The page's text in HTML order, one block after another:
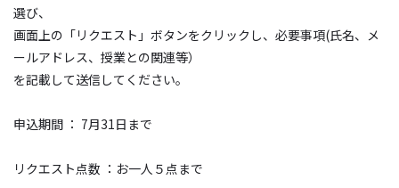
選び、
画面上の「リクエスト」ボタンをクリックし、必要事項(氏名、メ
ールアドレス、授業との関連等）
を記載して送信してください。
申込期間 ： 7月31日まで
リクエスト点数 ：お一人５点まで